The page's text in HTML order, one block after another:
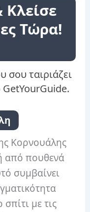
Τώρα!
σου ταιριάζει
GetYourGuide.
Κορνουάλης
από πουθενά
συμβαίνει
με τις